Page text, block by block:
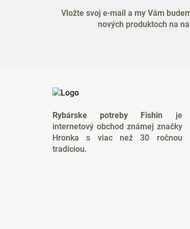
Vložte svoj e-mail a my Vám
nových produktoch na
Rybárske potreby Fishin je
internetový obchod známej značky
Hronka s viac než 30 ročnou
tradíciou.